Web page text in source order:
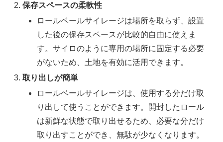
保存スペースの柔軟性
ロールベールサイレージは場所を取らず、設置
した後の保存スペースが比較的自由に使えま
す。サイロのように専用の場所に固定する必要
がないため、土地を有効に活用できます。
取り出しが簡単
ロールベールサイレージは、使用する分だけ取
り出して使うことができます。開封したロール
は新鮮な状態で取り出せるため、必要な分だけ
取り出すことができ、無駄が少なくなります。